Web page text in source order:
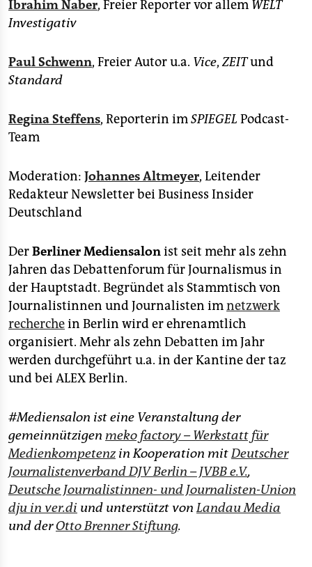
Ibrahim Naber, Freier Reporter vor allem WELT
Investigativ
Paul Schwenn, Freier Autor u.a. Vice,ZEITund
Standard
Regina Steffens, Reporterin imSPIEGEL Podcast-
Team
Moderation: Johannes Altmeyer, Leitender
Redakteur Newsletter bei Business Insider
Deutschland
DerBerliner Mediensalonist seit mehr als zehn
Jahren das Debattenforum für Journalismus in
der Hauptstadt. Begründet als Stammtisch von
Journalistinnen und Journalisten imnetzwerk
recherchein Berlin wird er ehrenamtlich
organisiert. Mehr als zehn Debatten im Jahr
werden durchgeführt u.a. in der Kantine der taz
und bei ALEX Berlin.
#Mediensalon ist eine Veranstaltung der
gemeinnützigen meko factory – Werkstatt für
Medienkompetenzin Kooperation mitDeutscher
Journalistenverband DJV Berlin – JVBB e.V.,
Deutsche Journalistinnen- und Journalisten-Union
dju in ver.di und unterstützt vonLandau Media
und derOtto Brenner Stiftung.